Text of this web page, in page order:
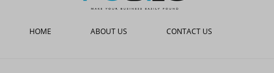
HOME ABOUT US CONTACT US